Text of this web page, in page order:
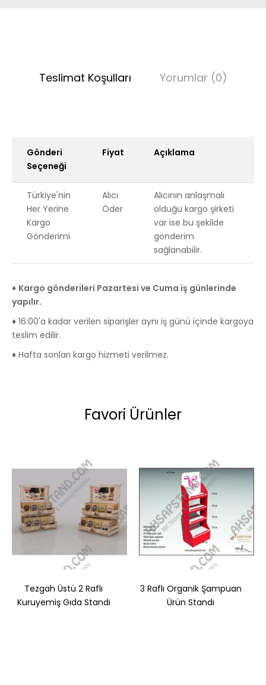
Teslimat Koşulları Yorumlar (0)
Gönderi
Seçeneği
Fiyat Açıklama
Türkiye'nin
Her Yerine
Kargo
Gönderimi
Alıcı
Öder
Alıcının anlaşmalı
olduğu kargo şirketi
var ise bu şekilde
gönderim
sağlanabilir.
♦ Kargo gönderileri Pazartesi ve Cuma iş günlerinde
yapılır.
♦ 16:00'a kadar verilen siparişler aynı iş günü içinde kargoya
teslim edilir.
♦ Hafta sonları kargo hizmeti verilmez.
Favori Ürünler
Tezgah Üstü 2 Raflı
Kuruyemiş Gıda Standı
3 Raflı Organik Şampuan
Ürün Standı